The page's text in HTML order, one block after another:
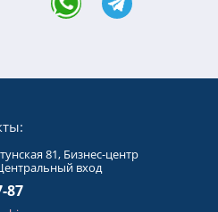
81, Бизнес-центр
вход
87